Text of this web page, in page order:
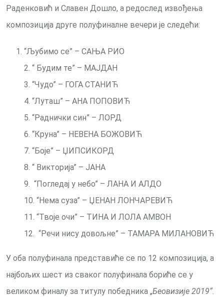
Раденковић и Славен Дошло, а редослед извођења
композиција друге полуфиналне вечери је следећи:
“Љубимо се” – САЊА РИО
2. “ Будим те” – МАЈДАН
3. “Чудо” – ГОГА СТАНИЋ
4. “Луташ” – АНА ПОПОВИЋ
5. “Раднички син” – ЛОРД
6. “Круна” – НЕВЕНА БОЖОВИЋ
7. “Боје” – ЏИПСИКОРД
8. “ Викторија” – ЈАНА
9. “Погледај у небо” – ЛАНА И АЛДО
10. “Нема суза” – ЏЕНАН ЛОНЧАРЕВИЋ
11. “Твоје очи” – ТИНА И ЛОЛА АМВОН
12. “Речи нису довољне” – ТАМАРА МИЛАНОВИЋ
У оба полуфинала представиће се по 12 композиција, а
најбољих шест из сваког полуфинала бориће се у
великом финалу за титулу победника „Беовизије 2019“.